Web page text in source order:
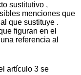
sustitutivo ,
menciones que
que sustituye .
figuran en el
referencia al
artículo 3 se